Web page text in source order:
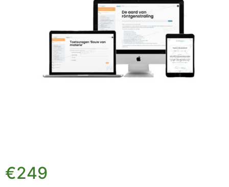
€249